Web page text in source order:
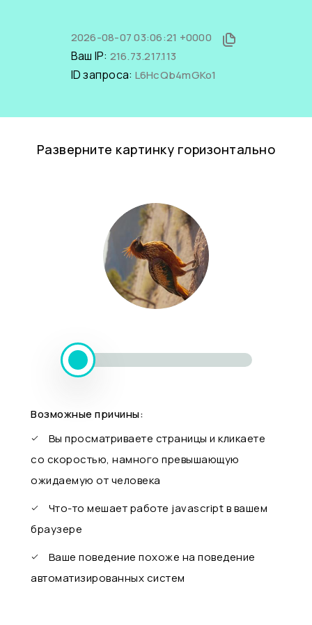
2026-08-07 03:06:21 +0000
Ваш IP: 216.73.217.113
ID запроса: L6HcQb4mGKo1
Разверните картинку горизонтально
Возможные причины:
Вы просматриваете страницы и кликаете
со скоростью, намного превышающую
ожидаемую от человека
Что-то мешает работе javascript в вашем
браузере
Ваше поведение похоже на поведение
автоматизированных систем